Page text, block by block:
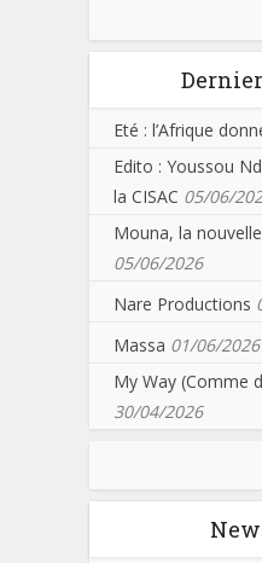
Eté : l’Afrique
Edito : Youssou
la CISAC 05/06/
Mouna, la
05/06/2026
Nare Productions
Massa 01/06/2026
My Way (Comme
30/04/2026